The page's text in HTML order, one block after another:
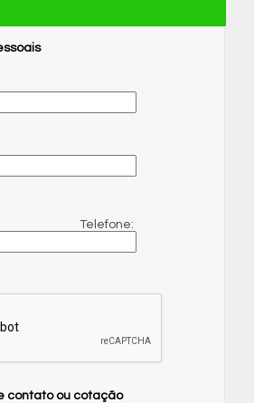
Telefone:
contato ou cotação